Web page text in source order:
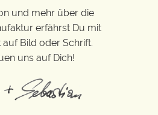
und mehr über die
erfährst Du mit
auf Bild oder Schrift.
uns auf Dich!